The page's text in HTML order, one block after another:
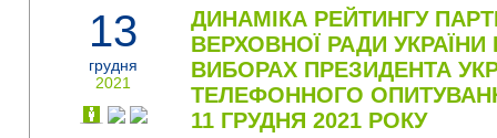
13
грудня
2021
ДИНАМІКА РЕЙТИНГУ
ВЕРХОВНОЇ РАДИ УКРАЇНИ
ВИБОРАХ ПРЕЗИДЕНТА
ТЕЛЕФОННОГО
11 ГРУДНЯ 2021 РОКУ